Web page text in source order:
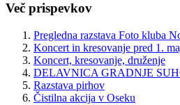
Več prispevkov
Pregledna razstava Foto kluba
Koncert in kresovanje pred 1.
Koncert, kresovanje, druženje
DELAVNICA GRADNJE
Razstava pirhov
Čistilna akcija v Oseku